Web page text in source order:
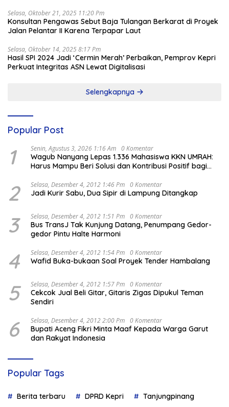
Selasa, Oktober 21, 2025 11:20 Pm
Konsultan Pengawas Sebut Baja Tulangan Berkarat di Proyek
Jalan Pelantar II Karena Terpapar Laut
Selasa, Oktober 14, 2025 8:17 Pm
Hasil SPI 2024 Jadi ‘Cermin Merah’ Perbaikan, Pemprov Kepri
Perkuat Integritas ASN Lewat Digitalisasi
Selengkapnya
Popular Post
1 Senin, Agustus 3, 2026 1:16 Am 0 Komentar
Wagub Nanyang Lepas 1.336 Mahasiswa KKN UMRAH:
Harus Mampu Beri Solusi dan Kontribusi Positif bagi
2 Selasa, Desember 4, 2012 1:46 Pm 0 Komentar
Jadi Kurir Sabu, Dua Sipir di Lampung Ditangkap
3 Selasa, Desember 4, 2012 1:51 Pm 0 Komentar
Bus TransJ Tak Kunjung Datang, Penumpang Gedor-
gedor Pintu Halte Harmoni
4 Selasa, Desember 4, 2012 1:54 Pm 0 Komentar
Wafid Buka-bukaan Soal Proyek Tender Hambalang
5 Selasa, Desember 4, 2012 1:57 Pm 0 Komentar
Cekcok Jual Beli Gitar, Gitaris Zigas Dipukul Teman
Sendiri
6 Selasa, Desember 4, 2012 2:00 Pm 0 Komentar
Bupati Aceng Fikri Minta Maaf Kepada Warga Garut
dan Rakyat Indonesia
Popular Tags
Berita terbaru DPRD Kepri Tanjungpinang